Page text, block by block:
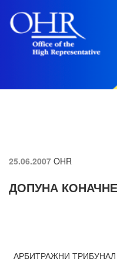
25.06.2007 OHR
ДОПУНА
АРБИТРАЖНИ